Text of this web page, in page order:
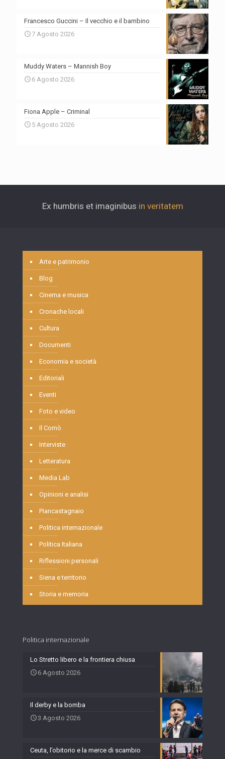
Francesco Guccini – Il vecchio e il bambino
7 Agosto 2026
Muddy Waters – Mannish Boy
6 Agosto 2026
Fiona Apple – Criminal
5 Agosto 2026
Ex humbris et imaginibus in veritatem
Arte e patrimonio
Blog
Cinema e musica
Cronache locali
Cultura
Documenti
Economia e società
Editoriali
Eventi
Foto e video
Il Comò
Interviste
Letteratura
Media Lab
Opinioni e analisi
Piancastagnaio
Politica internazionale
Politica Italiana
Riflessioni personali
Siena e territorio
Storia e memoria
Politica internazionale
Lo Stretto libero e la frontiera chiusa
6 Agosto 2026
Il derby e la bomba
3 Agosto 2026
Ceuta, l’obitorio e la merce di scambio